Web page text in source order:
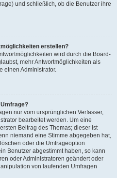
und schließlich, ob die Benutzer ihre
erstellen?
wird durch die Board-
mehr Antwortmöglichkeiten als
einen Administrator.
nur vom ursprünglichen Verfasser,
bearbeitet werden. Um eine
Beitrag des Themas; dieser ist
niemand eine Stimme abgegeben hat,
oder die Umfrageoption
Benutzer abgestimmt haben, so kann
oder Administratoren geändert oder
von laufenden Umfragen